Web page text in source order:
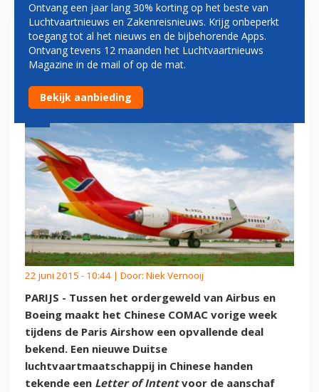
'NIEUWE DUITSE AIRLINE VAN
START MET CHINESE JETS'
22 juni 2015 - 10:44 | Door: Niek Vernooij
PARIJS - Tussen het ordergeweld van Airbus en
Boeing maakt het Chinese COMAC vorige week
tijdens de Paris Airshow een opvallende deal
bekend. Een nieuwe Duitse
luchtvaartmaatschappij in Chinese handen
tekende een Letter of Intentvoor de aanschaf
Ontvang een jaar lang 30% korting op het beste van
Luchtvaartnieuws en Zakenreisnieuws. Krijg onbeperkt
toegang tot al het nieuws en de bijbehorende Apps.
Ontvang tevens 12 maanden het Luchtvaartnieuws
Magazine in de mail of op de mat.
Bekijk aanbieding